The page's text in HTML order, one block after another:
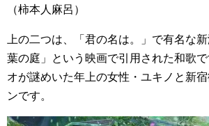
（柿本人麻呂）
上の二つは、「君の名は。」で有名な
葉の庭」という映画で引用された和歌
オが謎めいた年上の女性・ユキノと新
ンです。